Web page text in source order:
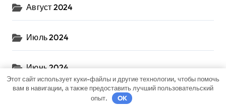
Август 2024
Июль 2024
Июнь 2024
Этот сайт использует куки-файлы и другие технологии, чтобы помочь
вам в навигации, а также предоставить лучший пользовательский
опыт.
OK